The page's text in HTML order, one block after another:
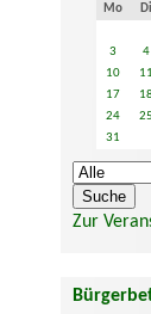
Mo
Di
3
4
10
11
17
18
24
25
31
Zur